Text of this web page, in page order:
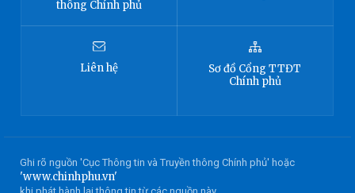
thông Chính phủ
Liên hệ Sơ đồ Cổng TTĐT
Chính phủ
Ghi rõ nguồn 'Cục Thông tin và Truyền thông Chính phủ' hoặc
'www.chinhphu.vn'